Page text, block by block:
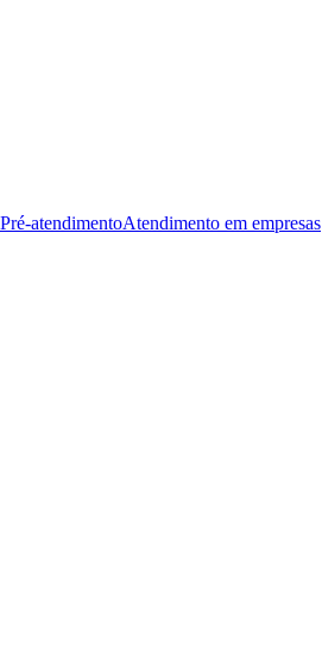
Pré-atendimentoAtendimento em empresas